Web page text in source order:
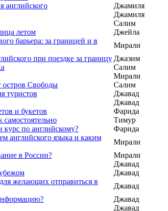
английского
Джамиля
Джамиля
Салим
летом
Джейла
барьера: за границей и в
Мирали
при поездке за границу Джазим
Салим
Мирали
остров Свободы
Салим
туристов
Джавад
Джавад
и букетов
Фарида
самостоятельно
Тимур
по английскому?
Фарида
английского языка и каким
Мирали
в России?
Мирали
Джавад
Джавад
желающих отправиться в
Джавад
Джавад
Джавад